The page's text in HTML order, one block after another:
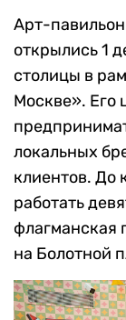
Арт-
открылись 1
столицы в
Москве». Его
локальных
клиентов. До
работать
флагманская
на Болотной